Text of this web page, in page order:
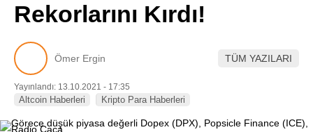
Rekorlarını Kırdı!
Ömer Ergin TÜM YAZILARI
Yayınlandı: 13.10.2021 - 17:35
Altcoin Haberleri Kripto Para Haberleri